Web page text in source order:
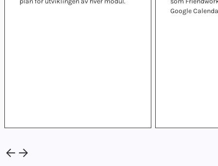
Google